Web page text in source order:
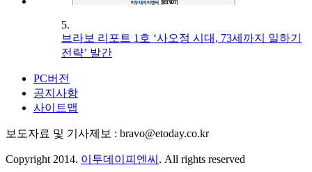
5.
브라보 리포트 1호 ‘사오정 시대, 73세까지 일하기
전략’ 발간
PC버전
공지사항
사이트맵
보도자료 및 기사제보 : bravo@etoday.co.kr
Copyright 2014. 이투데이피엔씨 . All rights reserved